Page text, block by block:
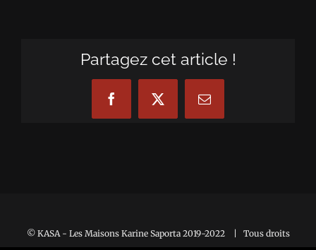
Partagez cet article !
FacebookX Email
© KASA - Les Maisons Karine Saporta 2019-2022 | Tous droits